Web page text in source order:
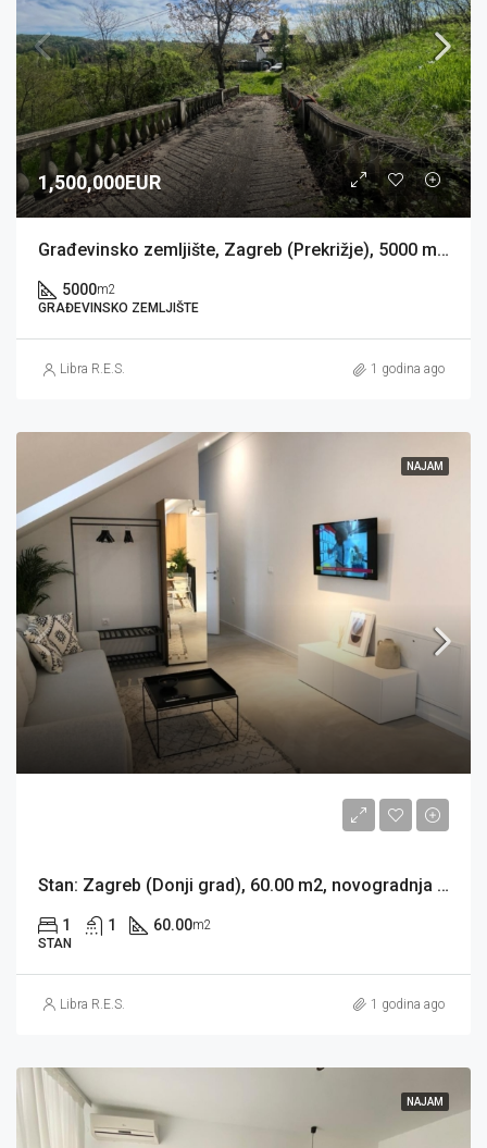
1,500,000EUR
Građevinsko zemljište, Zagreb (Prekrižje), 5000 m2, 400 BRP
5000m2
GRAĐEVINSKO ZEMLJIŠTE
Libra R.E.S. 1 godina ago
NAJAM
Stan: Zagreb (Donji grad), 60.00 m2, novogradnja GUNDULIĆEVA (iznajmljivanje)
1 1 60.00m2
STAN
Libra R.E.S. 1 godina ago
NAJAM